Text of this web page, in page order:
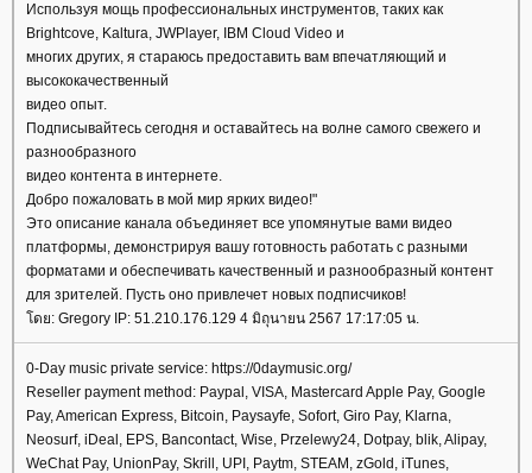
Используя мощь профессиональных инструментов, таких как
Brightcove, Kaltura, JWPlayer, IBM Cloud Video и
многих других, я стараюсь предоставить вам впечатляющий и
высококачественный
видео опыт.
Подписывайтесь сегодня и оставайтесь на волне самого свежего и
разнообразного
видео контента в интернете.
Добро пожаловать в мой мир ярких видео!"
Это описание канала объединяет все упомянутые вами видео
платформы, демонстрируя вашу готовность работать с разными
форматами и обеспечивать качественный и разнообразный контент
для зрителей. Пусть оно привлечет новых подписчиков!
ดย: Gregory IP: 51.210.176.129 4 มิถุนายน 2567 17:17:05 น.
0-Day music private service: https://0daymusic.org/
Reseller payment method: Paypal, VISA, Mastercard Apple Pay, Google
Pay, American Express, Bitcoin, Paysayfe, Sofort, Giro Pay, Klarna,
Neosurf, iDeal, EPS, Bancontact, Wise, Przelewy24, Dotpay, blik, Alipay,
WeChat Pay, UnionPay, Skrill, UPI, Paytm, STEAM, zGold, iTunes,